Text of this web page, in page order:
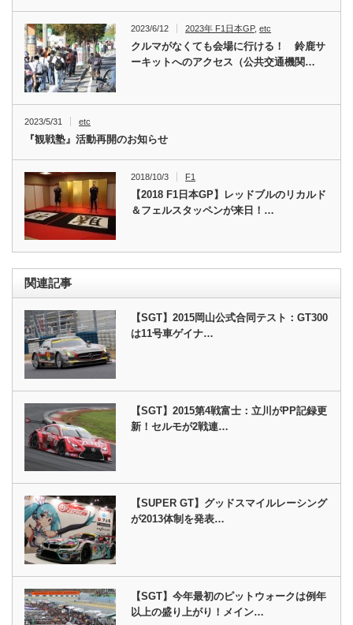
2023/6/12 2023年 F1日本GP,etc
クルマがなくても会場に行ける！ 鈴鹿サ
ーキットへのアクセス（公共交通機関…
2023/5/31 etc
『観戦塾』活動再開のお知らせ
2018/10/3 F1
【2018 F1日本GP】レッドブルのリカルド
＆フェルスタッペンが来日！…
関連記事
【SGT】2015岡山公式合同テスト：GT300
は11号車ゲイナ…
【SGT】2015第4戦富士：立川がPP記録更
新！セルモが2戦連…
【SUPER GT】グッドスマイルレーシング
が2013体制を発表…
【SGT】今年最初のピットウォークは例年
以上の盛り上がり！メイン…